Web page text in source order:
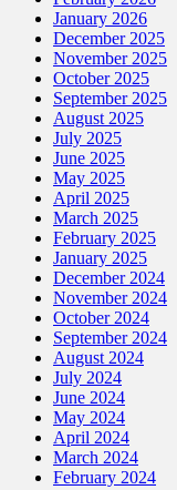
January 2026
December 2025
November 2025
October 2025
September 2025
August 2025
July 2025
June 2025
May 2025
April 2025
March 2025
February 2025
January 2025
December 2024
November 2024
October 2024
September 2024
August 2024
July 2024
June 2024
May 2024
April 2024
March 2024
February 2024